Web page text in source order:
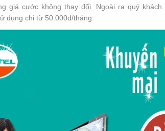
giá cước không thay đổi. Ngoài ra quý
dụng chỉ từ 50.000đ/tháng